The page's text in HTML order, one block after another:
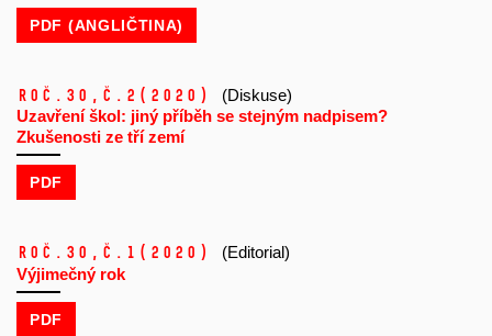
PDF (ANGLIČTINA)
Roč.30, č.2 (2020)
(Diskuse)
Uzavření škol: jiný příběh se stejným nadpisem?
Zkušenosti ze tří zemí
PDF
Roč.30, č.1 (2020)
(Editorial)
Výjimečný rok
PDF